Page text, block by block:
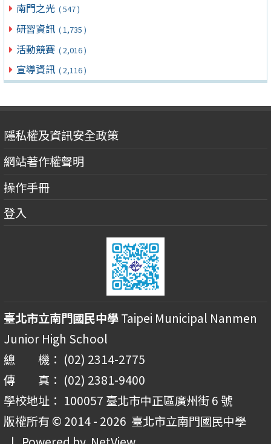
南門之光 ( 547 )
研習資訊 ( 1,735 )
活動競賽 ( 2,016 )
宣導資訊 ( 2,116 )
隱私權及資訊安全政策
網站著作權聲明
操作手冊
登入
臺北市立南門國民中學Taipei Municipal Nanmen
Junior High School
總 機： (02) 2314-2775
傳 真： (02) 2381-9400
學校地址： 100057 臺北市中正區廣州街 6 號
版權所有 © 2014 - 2026 臺北市立南門國民中學